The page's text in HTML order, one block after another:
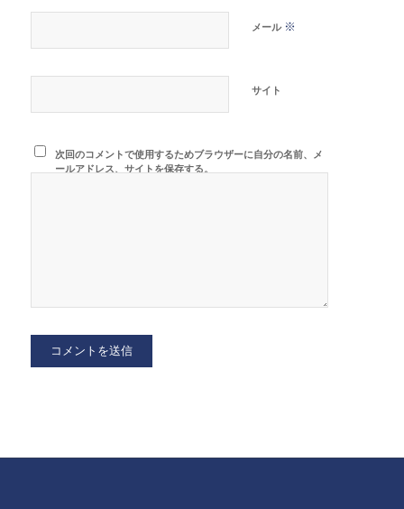
メール ※
サイト
次回のコメントで使用するためブラウザーに自分の名前、メ
ールアドレス、サイトを保存する。